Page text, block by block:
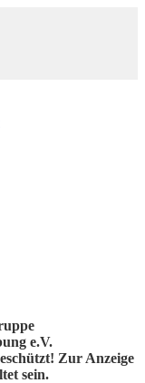
e.V.
Zur Anzeige
sein.